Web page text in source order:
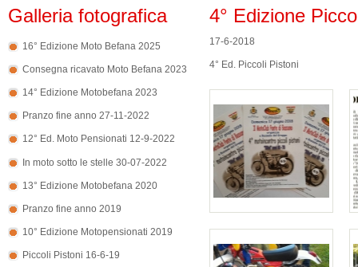
Galleria fotografica
16° Edizione Moto Befana 2025
Consegna ricavato Moto Befana 2023
14° Edizione Motobefana 2023
Pranzo fine anno 27-11-2022
12° Ed. Moto Pensionati 12-9-2022
In moto sotto le stelle 30-07-2022
13° Edizione Motobefana 2020
Pranzo fine anno 2019
10° Edizione Motopensionati 2019
Piccoli Pistoni 16-6-19
4° Edizione
17-6-2018
4° Ed. Piccoli Pistoni